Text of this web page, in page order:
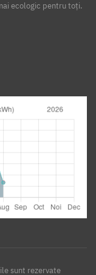
ecologic pentru toți.
sunt rezervate